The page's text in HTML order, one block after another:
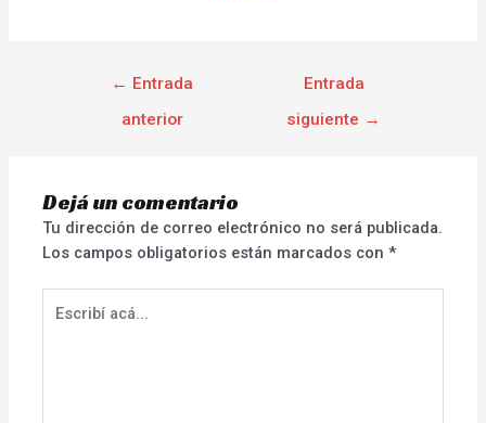
← Entrada
anterior
Entrada
siguiente →
Dejá un comentario
Tu dirección de correo electrónico no será publicada.
Los campos obligatorios están marcados con*
acá...